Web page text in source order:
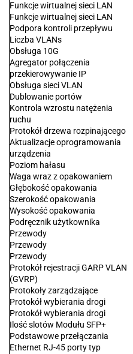
Funkcje wirtualnej sieci LAN
Funkcje wirtualnej sieci LAN
Podpora kontroli przepływu
Liczba VLANs
Obsługa 10G
Agregator połączenia
przekierowywanie IP
Obsługa sieci VLAN
Dublowanie portów
Kontrola wzrostu natężenia
ruchu
Protokół drzewa rozpinającego
Aktualizacje oprogramowania
urządzenia
Poziom hałasu
Waga wraz z opakowaniem
Głębokość opakowania
Szerokość opakowania
Wysokość opakowania
Podręcznik użytkownika
Przewody
Przewody
Przewody
Protokół rejestracji GARP VLAN
(GVRP)
Protokoły zarządzające
Protokół wybierania drogi
Protokół wybierania drogi
Ilość slotów Modułu SFP+
Podstawowe przełączania
Ethernet RJ-45 porty typ